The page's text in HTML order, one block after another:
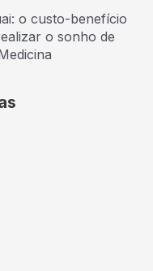
o custo-benefício
o sonho de